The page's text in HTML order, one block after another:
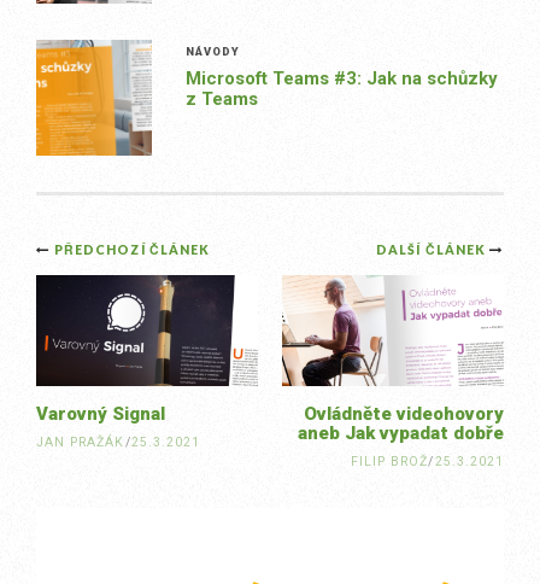
NÁVODY
Microsoft Teams #3: Jak na schůzky
z Teams
Post
navigation
DALŠÍ ČLÁNEK
Ovládněte videohovory
aneb Jak vypadat dobře
FILIP BROŽ/25.3.2021
PŘEDCHOZÍ ČLÁNEK
Varovný Signal
JAN PRAŽÁK/25.3.2021